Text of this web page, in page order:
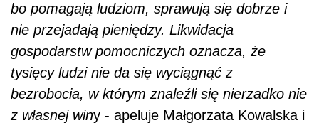
bo pomagają ludziom, sprawują się dobrze i
nie przejadają pieniędzy. Likwidacja
gospodarstw pomocniczych oznacza, że
tysięcy ludzi nie da się wyciągnąć z
bezrobocia, w którym znaleźli się nierzadko nie
z własnej winy - apeluje Małgorzata Kowalska i